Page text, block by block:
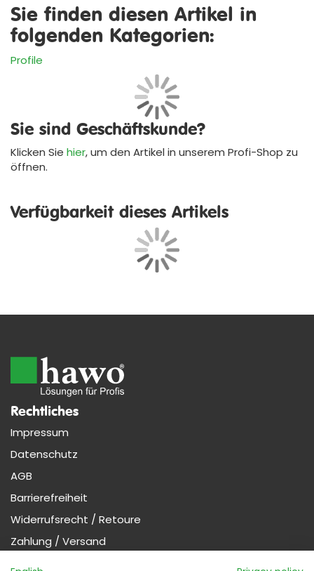
Sie sind Geschäftskunde?
Klicken Sie hier, um den Artikel in unserem Profi-Shop zu
öffnen.
Verfügbarkeit dieses Artikels
Sie finden diesen Artikel in
folgenden Kategorien:
Profile
Rechtliches
Impressum
Datenschutz
AGB
Barrierefreiheit
Widerrufsrecht / Retoure
Zahlung / Versand